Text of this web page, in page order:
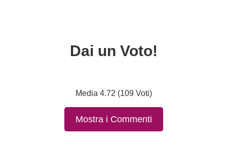
Dai un Voto!
Media 4.72 (109 Voti)
Mostra i Commenti